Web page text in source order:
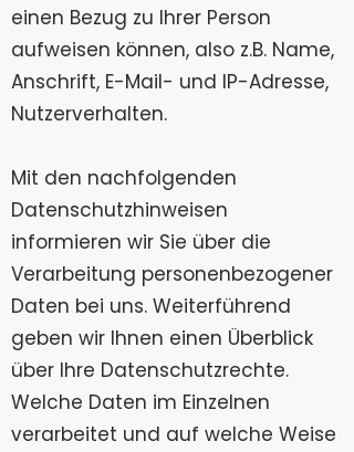
einen Bezug zu Ihrer Person
aufweisen können, also z.B. Name,
Anschrift, E-Mail- und IP-Adresse,
Nutzerverhalten.
Mit den nachfolgenden
Datenschutzhinweisen
informieren wir Sie über die
Verarbeitung personenbezogener
Daten bei uns. Weiterführend
geben wir Ihnen einen Überblick
über Ihre Datenschutzrechte.
Welche Daten im Einzelnen
verarbeitet und auf welche Weise